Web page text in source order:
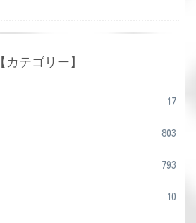
【カテゴリー】
17
803
793
10